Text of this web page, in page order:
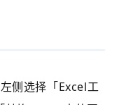
侧选择 「Excel工